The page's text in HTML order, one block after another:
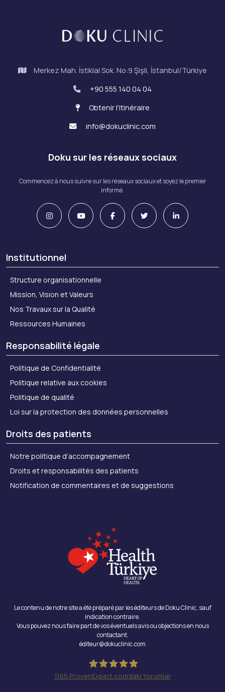
Merkez Mah. İstiklal Sok. No:9 Şişli, İstanbul/Türkiye
+90 555 140 04 04
Obtenir l'itinéraire
info@dokuclinic.com
Doku sur les réseaux sociaux
Commencez à nous suivre sur les réseaux sociaux et soyez le premier
informé.
Institutionnel
Structure organisationnelle
Mission, Vision et Valeurs
Nos Travaux sur la Qualité
Ressources Humaines
Responsabilité légale
Politique de Confidentialité
Politique relative aux cookies
Politique de qualité
Loi sur la protection des données personnelles
Droits des patients
Notre politique d’accompagnement
Droits et responsabilités des patients
Notification de commentaires et de suggestions
Le contenu de notre site a été préparé par les éditeurs de Doku Clinic, sauf
indication contraire.
Vous pouvez nous faire part de vos éventuels avis ou objections en nous
contactant.
éditeur@dokuclinic.com
1165 ProvenExpert.com'daki Yorumlar